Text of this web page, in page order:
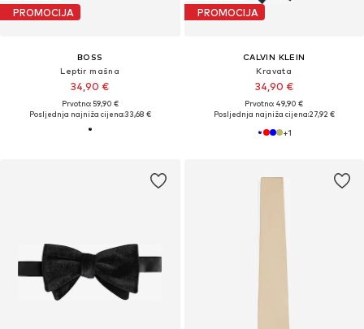
PROMOCIJA
BOSS
Leptir mašna
34,90 €
Prvotno: 59,90 €
Posljednja najniža cijena:33,68 €
PROMOCIJA
CALVIN KLEIN
Kravata
34,90 €
Prvotno: 49,90 €
Posljednja najniža cijena:27,92 €
+1